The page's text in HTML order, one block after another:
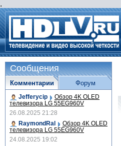
.
Сообщения
Комментарии
Jefferycip Обзор 4K OLED
телевизора LG 55EG960V
26.08.2025 21:28
RaymondRal
Обзор 4K OLED
телевизора LG 55EG960V
24.08.2025 19:02
Форум